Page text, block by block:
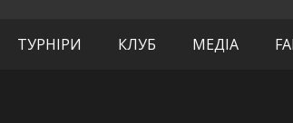
ТУРНІРИ КЛУБ МЕДІА